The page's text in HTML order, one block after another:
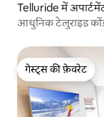
Telluride में
आधुनिक टेलुराइड
गेस्ट्स की फ़ेवरेट
गेस्ट्स की फ़ेवरेट